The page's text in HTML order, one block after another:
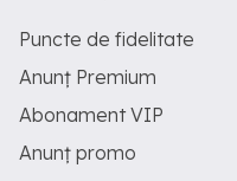
Puncte de fidelitate
Anunț Premium
Abonament VIP
Anunț promo